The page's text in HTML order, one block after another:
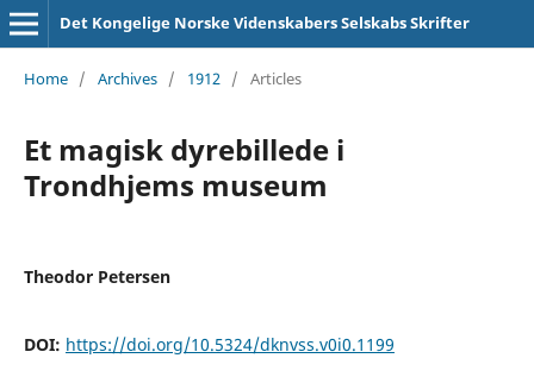
Det Kongelige Norske Videnskabers Selskabs Skrifter
Home / Archives / 1912 / Articles
Et magisk dyrebillede i
Trondhjems museum
Theodor Petersen
DOI: https://doi.org/10.5324/dknvss.v0i0.1199